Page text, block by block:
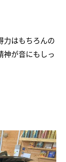
力はもちろんの
神が音にもしっ